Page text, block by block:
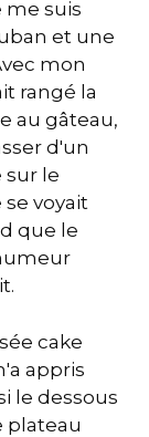
suis
et une
mon
rangé la
au gâteau,
d'un
sur le
voyait
que le
cake
appris
le dessous
plateau